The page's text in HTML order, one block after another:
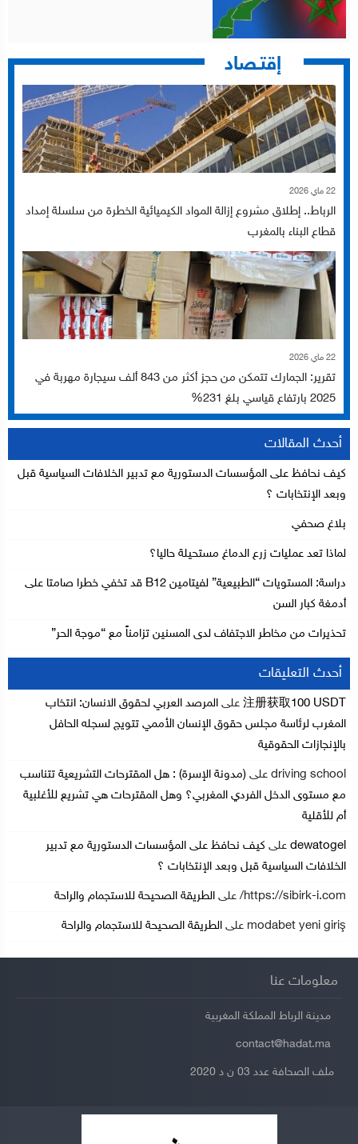
إقتـصاد
22 ماي 2026
الرباط.. إطلاق مشروع إزالة المواد الكيميائية الخطرة من سلسلة إمداد
قطاع البناء بالمغرب
22 ماي 2026
تقرير: الجمارك تتمكن من حجز أكثر من 843 ألف سيجارة مهربة في
2025 بارتفاع قياسي بلغ 231%
أحدث المقالات
كيف نحافظ على المؤسسات الدستورية مع تدبير الخلافات السياسية قبل
وبعد الإنتخابات ؟
بلاغ صحفي
لماذا تعد عمليات زرع الدماغ مستحيلة حاليا؟
دراسة: المستويات “الطبيعية” لفيتامين B12 قد تخفي خطرا صامتا على
أدمغة كبار السن
تحذيرات من مخاطر الاجتفاف لدى المسنين تزامناً مع “موجة الحر”
أحدث التعليقات
注册获取100 USDT على المرصد العربي لحقوق الانسان: انتخاب
المغرب لرئاسة مجلس حقوق الإنسان الأممي تتويج لسجله الحافل
بالإنجازات الحقوقية
driving school على (مدونة الإسرة) : هل المقترحات التشريعية تتناسب
مع مستوى الدخل الفردي المغربي؟ وهل المقترحات هي تشريع للأغلبية
أم للأقلية
dewatogel على كيف نحافظ على المؤسسات الدستورية مع تدبير
الخلافات السياسية قبل وبعد الإنتخابات ؟
https://sibirk-i.com/ على الطريقة الصحيحة للاستجمام والراحة
modabet yeni giriş على الطريقة الصحيحة للاستجمام والراحة
معلومات عنا
مدينة الرباط المملكة المغربية
ملف الصحافة عدد 03 ن د 2020